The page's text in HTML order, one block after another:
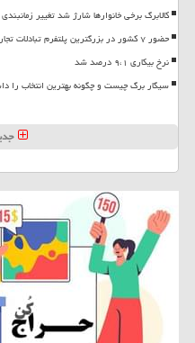
کالابرگ برخی خانوارها شارژ شد تغییر
حضور ۷ کشور در بزرگترین پلتفرم تبادلات تجاری حوزه ساخت وساز
نرخ بیکاری ۹،۱ درصد شد
سیگار برگ چیست و چگونه بهترین انتخاب را